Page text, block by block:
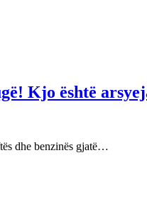
Kjo është
dhe benzinës gjatë…